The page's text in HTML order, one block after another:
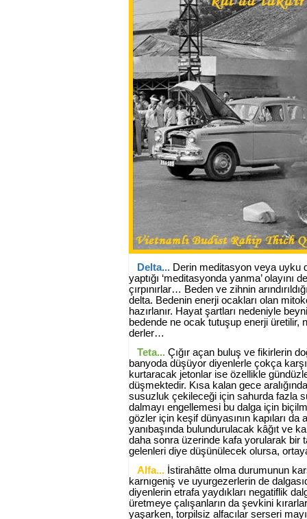
Delta... Derin meditasyon veya uyku
yaptığı ‘meditasyonda yanma’ olayını
çırpınırlar… Beden ve zihnin
delta. Bedenin enerji ocakları olan
hazırlanır. Hayat şartları nedeniyle
bedende ne ocak tutuşup enerji
derler…
Teta... Çığır açan buluş ve fikirlerin
banyoda düşüyor diyenlerle çokça
kurtaracak jetonlar ise özellikle
düşmektedir. Kısa kalan gece
susuzluk çekileceği için sahurda fazla
dalmayı engellemesi bu dalga için
gözler için keşif dünyasının kapıları
yanıbaşında bulundurulacak kâğıt ve
daha sonra üzerinde kafa yorularak bir
gelenleri diye düşünülecek olursa,
Alfa... İstirahâtte olma durumunun
karnıgeniş ve uyurgezerlerin de
diyenlerin etrafa yaydıkları negatiflik
üretmeye çalışanların da şevkini
yaşarken, torpilsiz alfacılar serseri